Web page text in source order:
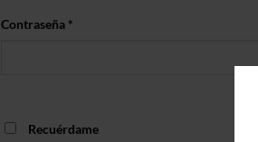
Contraseña *Obligatorio
Recuérdame